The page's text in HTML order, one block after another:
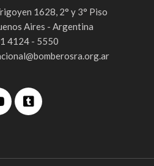
1628, 2° y 3° Piso
Aires - Argentina
4124 - 5550